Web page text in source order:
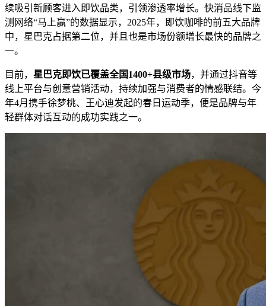
续吸引新顾客进入即饮品类，引领渗透率增长。快消品线下监
测网络“马上赢”的数据显示，2025年，即饮咖啡的前五大品牌
中，星巴克占据第二位，并且也是市场份额增长最快的品牌之
一。
目前， 星巴克即饮已覆盖全国1400+县级市场，并通过抖音等
线上平台与创意营销活动，持续加强与消费者的情感联结。今
年4月携手徐梦桃、王心迪发起的春日运动季，便是品牌与年
轻群体对话互动的成功实践之一。